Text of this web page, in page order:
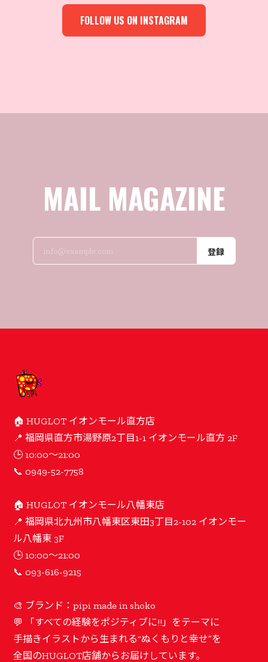
FOLLOW US ON INSTAGRAM
MAIL MAGAZINE
登録
🏠 HUGLOT イオンモール直方店
📍 福岡県直方市湯野原2丁目1-1 イオンモール直方 2F
🕒 10:00〜21:00
📞 0949-52-7758
🏠 HUGLOT イオンモール八幡東店
📍 福岡県北九州市八幡東区東田3丁目2-102 イオンモー
ル八幡東 3F
🕒 10:00〜21:00
📞 093-616-9215
🎨 ブランド：pipi made in shoko
💬 「すべての経験をポジティブに!!」をテーマに
手描きイラストから生まれる“ぬくもりと幸せ”を
全国のHUGLOT店舗からお届けしています。